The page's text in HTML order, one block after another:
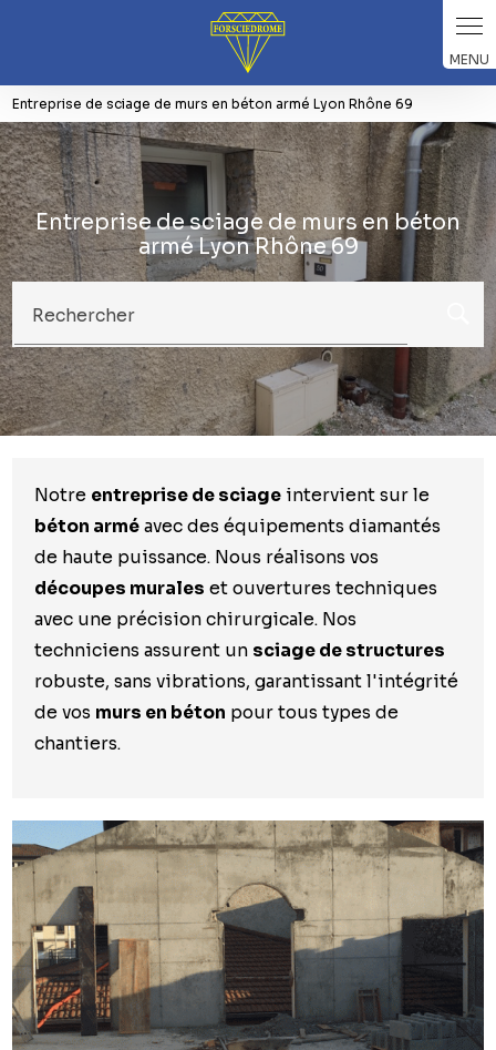
Entreprise de sciage de murs en béton armé Lyon Rhône 69
Entreprise de sciage de murs en béton
armé Lyon Rhône 69
Rechercher
Notre entreprise de sciage intervient sur le
béton armé avec des équipements diamantés
de haute puissance. Nous réalisons vos
découpes murales et ouvertures techniques
avec une précision chirurgicale. Nos
techniciens assurent un sciage de structures
robuste, sans vibrations, garantissant l'intégrité
de vos murs en béton pour tous types de
chantiers.
Panneau de gestion des cookies